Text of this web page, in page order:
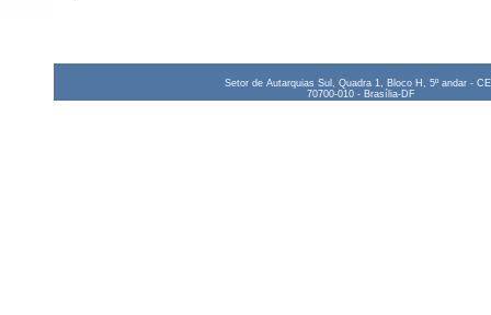
Setor de Autarquias Sul, Quadra 1, Bloco H, 5º andar -
70700-010 - Brasília-DF